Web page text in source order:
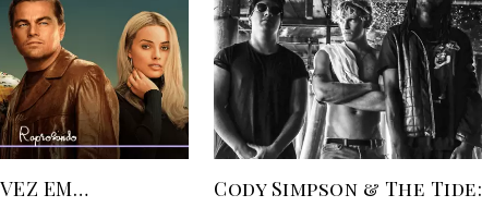
EM… Cody Simpson & The Tide: